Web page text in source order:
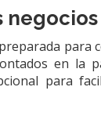
negocios
para
en
para